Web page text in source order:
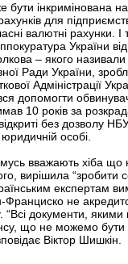
інкримінована
для
валютні
України
– якого
Ради України,
Адміністрації
допомогти
10 років за
без дозволу
особі.
вважають хіба що
вирішила “зробити
не
документи,
що не можемо
Віктор Шишкін.